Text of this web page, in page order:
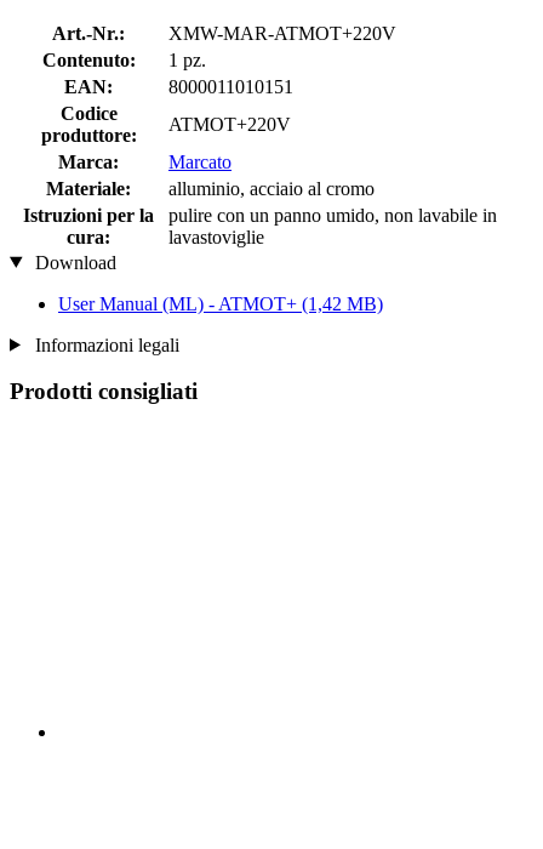
Art.-Nr.:
XMW-MAR-ATMOT+220V
Contenuto:
1 pz.
EAN:
8000011010151
Codice
produttore:
ATMOT+220V
Marca:
Marcato
Materiale:
alluminio, acciaio al cromo
Istruzioni per la
cura:
pulire con un panno umido, non lavabile in
lavastoviglie
Download
User Manual (ML) - ATMOT+ (1,42 MB)
Informazioni legali
Prodotti consigliati